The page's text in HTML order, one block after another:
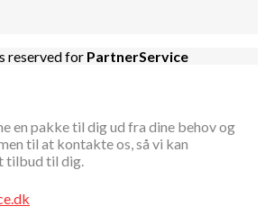
reserved for PartnerService
en pakke til dig ud fra dine behov og
til at kontakte os, så vi kan
tilbud til dig.